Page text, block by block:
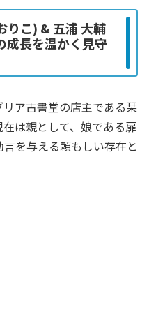
りこ) & 五浦 大輔
成長を温かく見守
ア古書堂の店主である栞
は親として、娘である扉
を与える頼もしい存在と